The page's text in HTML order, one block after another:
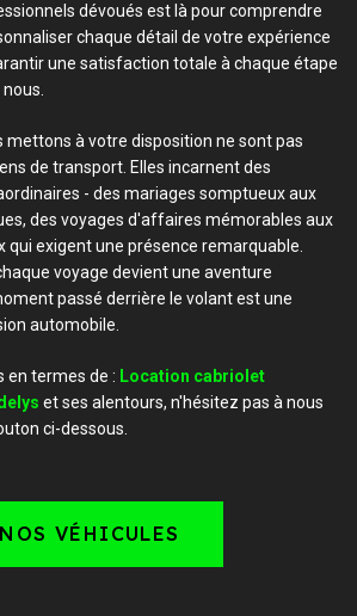
dévoués est là pour comprendre
chaque détail de votre expérience
une satisfaction totale à chaque étape
mettons à votre disposition ne sont pas
de transport. Elles incarnent des
- des mariages somptueux aux
des voyages d'affaires mémorables aux
qui exigent une présence remarquable.
voyage devient une aventure
passé derrière le volant est une
automobile.
en termes de : Location cabriolet
et ses alentours, n'hésitez pas à nous
ci-dessous.
NOS VÉHICULES